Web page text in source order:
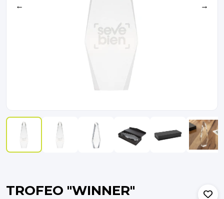
← →
TROFEO "WINNER"